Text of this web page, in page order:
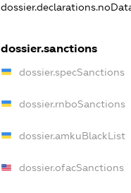
dossier.sanctions
dossier.specSanctions
dossier.rnboSanctions
dossier.amkuBlackList
dossier.ofacSanctions